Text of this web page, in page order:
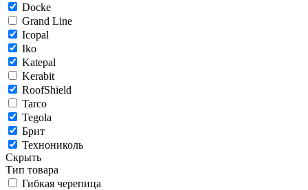
Docke
Grand Line
Icopal
Iko
Katepal
Kerabit
RoofShield
Tarco
Tegola
Брит
Технониколь
Скрыть
Тип товара
Гибкая черепица